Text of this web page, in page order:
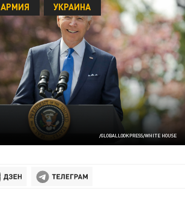
/GLOBALLOOKPRESS/WHITE HOUSE
АРМИЯ УКРАИНА